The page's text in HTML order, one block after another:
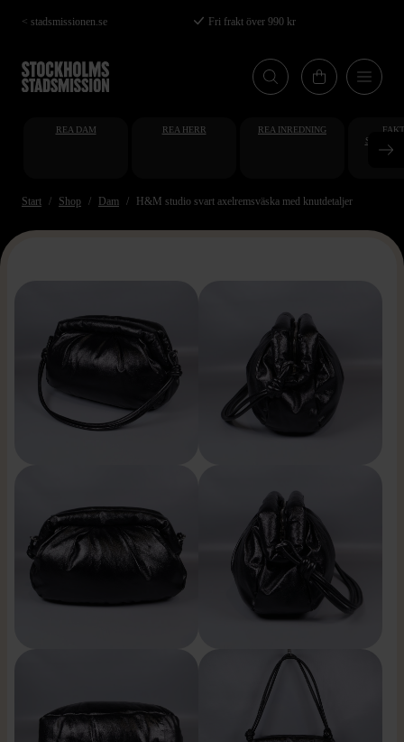
Hoppa
till
huvudinnehåll
< stadsmissionen.se Fri frakt över 990 kr
REA DAM REA HERR REA INREDNING
Start Shop Dam H&M studio svart axelremsväska med knutdetaljer